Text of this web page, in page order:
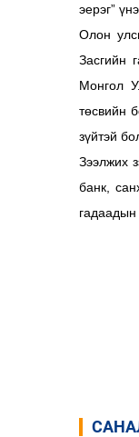
эерэг”
Олон
Засгийн
Монгол
төсвийн
зүйтэй
Зээлжих
банк,
гадаадын